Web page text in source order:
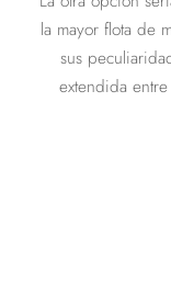
la mayor flota de
sus
extendida